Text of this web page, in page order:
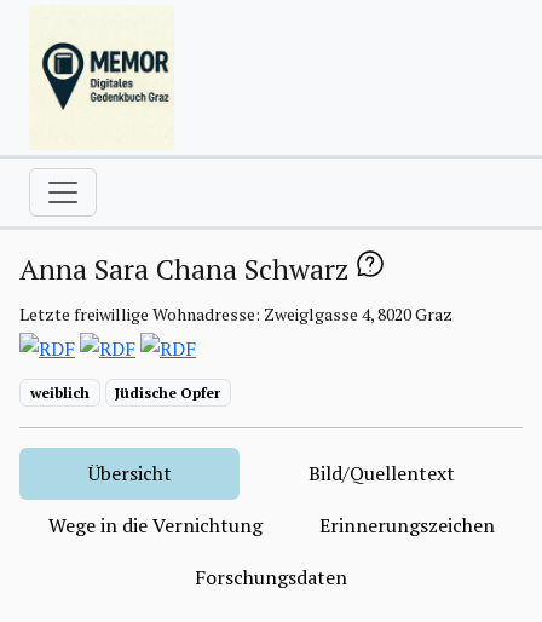
Anna Sara Chana Schwarz
Letzte freiwillige Wohnadresse: Zweiglgasse 4, 8020 Graz
weiblich Jüdische Opfer
Übersicht
Bild/Quellentext
Wege in die Vernichtung
Erinnerungszeichen
Forschungsdaten